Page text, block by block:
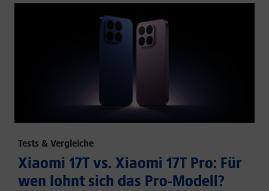
Tests & Vergleiche
Xiaomi 17T vs. Xiaomi 17T Pro: Für
wen lohnt sich das Pro-Modell?